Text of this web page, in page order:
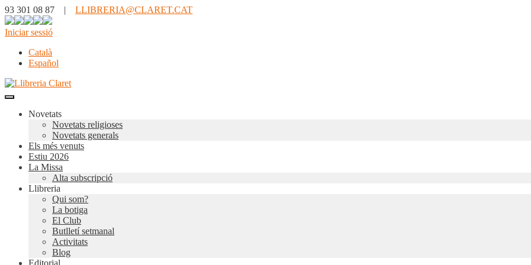
93 301 08 87 | LLIBRERIA@CLARET.CAT
Iniciar sessió
Català
Español
Novetats
Novetats religioses
Novetats generals
Els més venuts
Estiu 2026
La Missa
Alta subscripció
Llibreria
Qui som?
La botiga
El Club
Butlletí setmanal
Activitats
Blog
Editorial